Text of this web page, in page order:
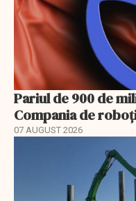
Pariul de 900 de
Compania de
07 AUGUST 2026